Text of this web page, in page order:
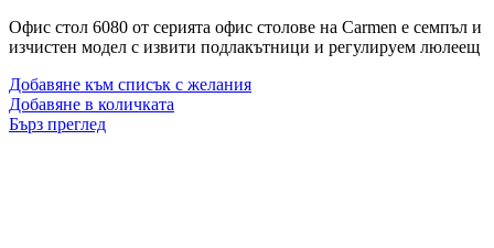
Офис стол 6080 от серията офис столове на Carmen е семпъл и
изчистен модел с извити подлакътници и регулируем люлеещ
Добавяне към списък с желания
Добавяне в количката
Бърз преглед